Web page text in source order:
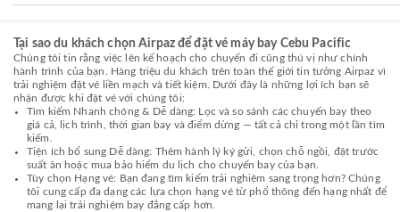
Tại sao du khách chọn Airpaz để đặt vé máy bay Cebu Pacific
Chúng tôi tin rằng việc lên kế hoạch cho chuyến đi cũng thú vị như chính
hành trình của bạn. Hàng triệu du khách trên toàn thế giới tin tưởng Airpaz vì
trải nghiệm đặt vé liền mạch và tiết kiệm. Dưới đây là những lợi ích bạn sẽ
nhận được khi đặt vé với chúng tôi:
Tìm kiếm Nhanh chóng & Dễ dàng: Lọc và so sánh các chuyến bay theo
giá cả, lịch trình, thời gian bay và điểm dừng — tất cả chỉ trong một lần tìm
kiếm.
Tiện ích bổ sung Dễ dàng: Thêm hành lý ký gửi, chọn chỗ ngồi, đặt trước
suất ăn hoặc mua bảo hiểm du lịch cho chuyến bay của bạn.
Tùy chọn Hạng vé: Bạn đang tìm kiếm trải nghiệm sang trọng hơn? Chúng
tôi cung cấp đa dạng các lựa chọn hạng vé từ phổ thông đến hạng nhất để
mang lại trải nghiệm bay đẳng cấp hơn.